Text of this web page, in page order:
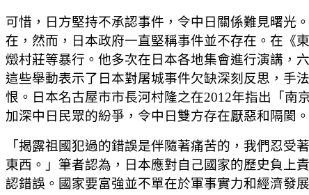
可惜，日方堅持不承認事件，令中日關係難見曙光
在，然而，日本政府一直堅稱事件並不存在。在《
燬村莊等暴行。他多次在日本各地集會進行演講，
這些舉動表示了日本對屠城事件欠缺深刻反思，手
恨。日本名古屋市市長河村隆之在2012年指出「南
加深中日民眾的紛爭，令中日雙方存在厭惡和隔閡。
「揭露祖國犯過的錯誤是伴隨著痛苦的，我們忍
東西。」筆者認為，日本應對自己國家的歷史負上
認錯誤。國家要富強並不單在於軍事實力和經濟發